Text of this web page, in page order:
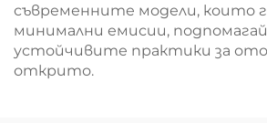
съвременните модели, които
минимални емисии,
устойчивите практики за
открито.